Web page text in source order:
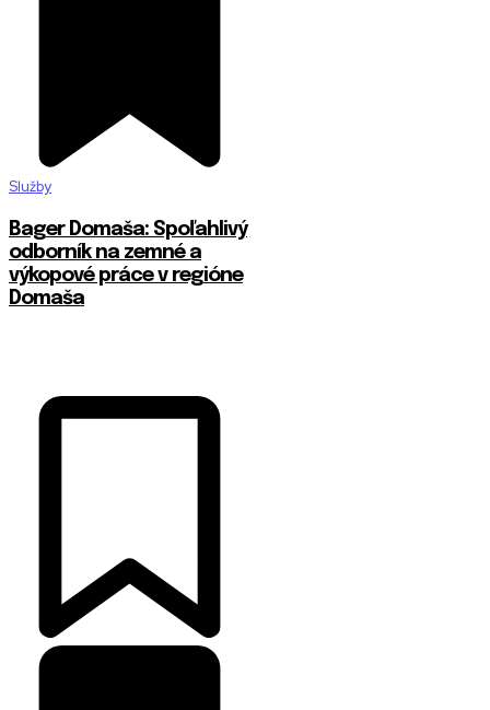
Služby
Bager Domaša: Spoľahlivý
odborník na zemné a
výkopové práce v regióne
Domaša